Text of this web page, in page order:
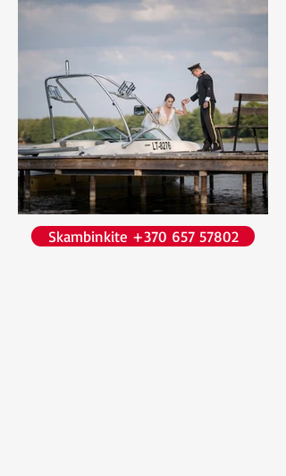
Skambinkite +370 657 57802